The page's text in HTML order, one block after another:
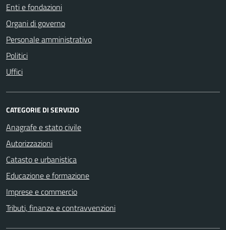
Enti e fondazioni
Organi di governo
Personale amministrativo
Politici
Uffici
CATEGORIE DI SERVIZIO
Anagrafe e stato civile
Autorizzazioni
Catasto e urbanistica
Educazione e formazione
Imprese e commercio
Tributi, finanze e contravvenzioni